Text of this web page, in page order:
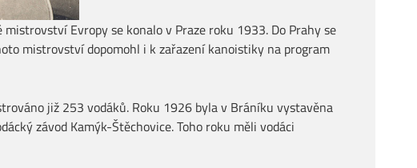
Evropy se konalo v Praze roku 1933. Do Prahy se
mistrovství dopomohl i k zařazení kanoistiky na program
již 253 vodáků. Roku 1926 byla v Bráníku vystavěna
závod Kamýk-Štěchovice. Toho roku měli vodáci